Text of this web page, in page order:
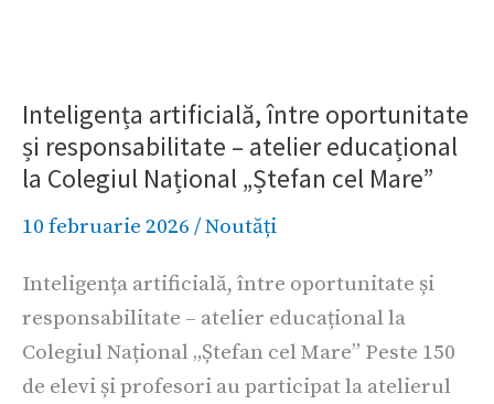
Inteligența artificială, între oportunitate
și responsabilitate – atelier educațional
la Colegiul Național „Ștefan cel Mare”
10 februarie 2026 /Noutăți
Inteligența artificială, între oportunitate și
responsabilitate – atelier educațional la
Colegiul Național „Ștefan cel Mare” Peste 150
de elevi și profesori au participat la atelierul
între
oportunitate
și
responsabilitate
atelier
educațional
la
Colegiul